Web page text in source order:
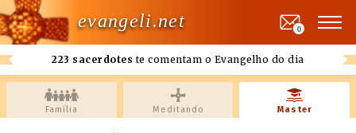
evangeli.net
223 sacerdotes te comentam o Evangelho do dia
0
Família Meditando Master